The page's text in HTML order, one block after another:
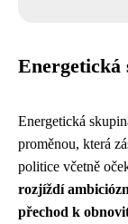
Energetická
Energetická
proměnou, která
politice včetně
rozjíždí
přechod k